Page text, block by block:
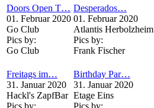
Doors Open T…
01. Februar 2020
Go Club
Pics by:
Go Club
Desperados…
01. Februar 2020
Atlantis Herbolzheim
Pics by:
Frank Fischer
Freitags im…
31. Januar 2020
Hackl's ZapfBar
Pics by:
Birthday Par…
31. Januar 2020
Etage Eins
Pics by: